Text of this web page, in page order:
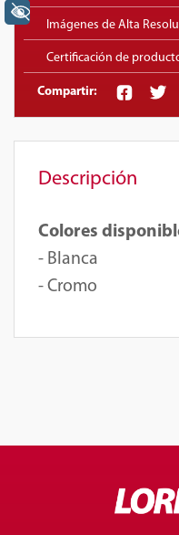
Imágenes de Alta
Certificación de
Compartir:
Descripción
Colores
- Blanca
- Cromo
+ Acessibilidade